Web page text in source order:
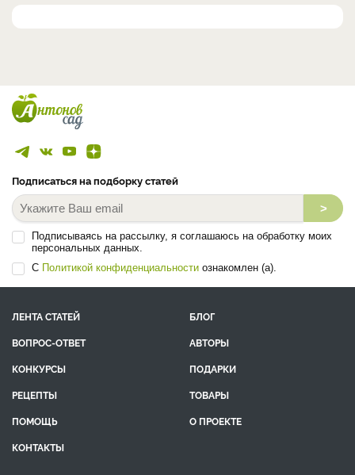
Подписаться на подборку статей
>
Подписываясь на рассылку, я соглашаюсь на обработку моих
персональных данных.
С Политикой конфиденциальности ознакомлен (а).
ЛЕНТА СТАТЕЙ
БЛОГ
ВОПРОС-ОТВЕТ
АВТОРЫ
КОНКУРСЫ
ПОДАРКИ
РЕЦЕПТЫ
ТОВАРЫ
ПОМОЩЬ
О ПРОЕКТЕ
КОНТАКТЫ